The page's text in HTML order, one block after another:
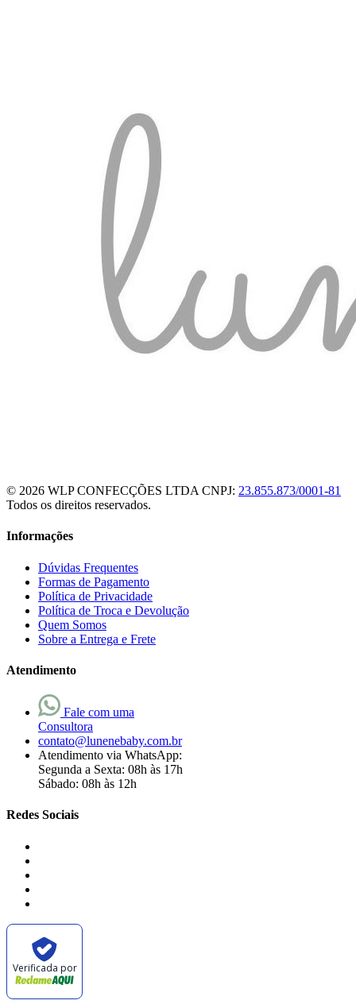
© 2026 WLP CONFECÇÕES LTDA CNPJ: 23.855.873/0001-81
Todos os direitos reservados.
Informações
Dúvidas Frequentes
Formas de Pagamento
Política de Privacidade
Política de Troca e Devolução
Quem Somos
Sobre a Entrega e Frete
Atendimento
Fale com uma
Consultora
contato@lunenebaby.com.br
Atendimento via WhatsApp:
Segunda a Sexta: 08h às 17h
Sábado: 08h às 12h
Redes Sociais
Verificada por